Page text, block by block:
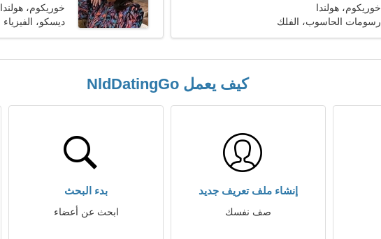
خوريكوم، هولندا
رسومات الحاسوب، الفلك
خوريكوم، هولندا
ديسكو، الفيزياء
كيف يعمل NldDatingGo
إنشاء ملف تعريف جديد
صف نفسك
بدء البحث
ابحث عن أعضاء